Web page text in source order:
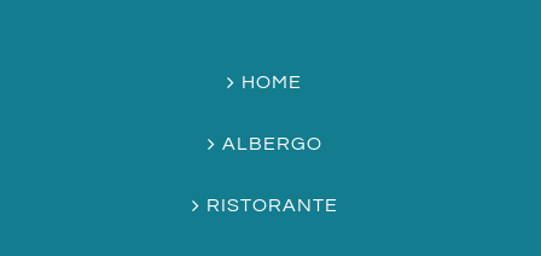
HOME
ALBERGO
RISTORANTE